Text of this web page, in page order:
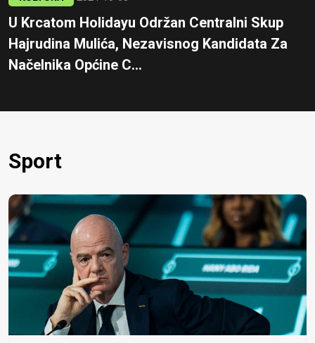
U Krcatom Holidayu Održan Centralni Skup
Hajrudina Mulića, Nezavisnog Kandidata Za
Načelnika Općine C...
Sport